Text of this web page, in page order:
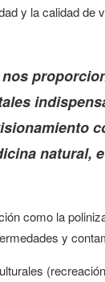
y la calidad de
natural,
como la
y